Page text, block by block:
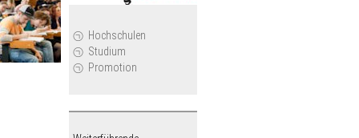
Hochschulen
Studium
Promotion